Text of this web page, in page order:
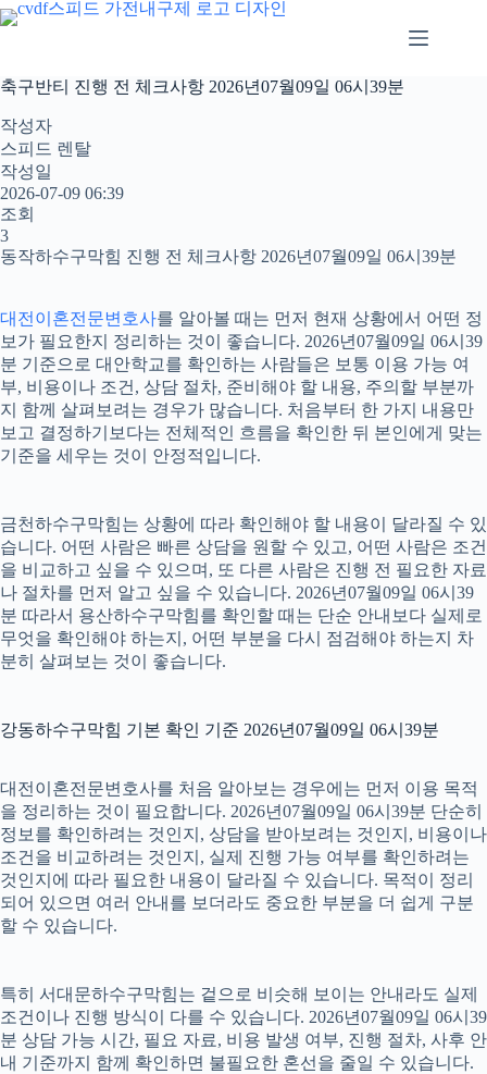
본
문
로
건
너
뛰
기
축구반티 진행 전 체크사항 2026년07월09일 06시39분
작성자
스피드 렌탈
작성일
2026-07-09 06:39
조회
3
동작하수구막힘 진행 전 체크사항 2026년07월09일 06시39분
대전이혼전문변호사를 알아볼 때는 먼저 현재 상황에서 어떤 정
보가 필요한지 정리하는 것이 좋습니다. 2026년07월09일 06시39
분 기준으로 대안학교를 확인하는 사람들은 보통 이용 가능 여
부, 비용이나 조건, 상담 절차, 준비해야 할 내용, 주의할 부분까
지 함께 살펴보려는 경우가 많습니다. 처음부터 한 가지 내용만
보고 결정하기보다는 전체적인 흐름을 확인한 뒤 본인에게 맞는
기준을 세우는 것이 안정적입니다.
금천하수구막힘는 상황에 따라 확인해야 할 내용이 달라질 수 있
습니다. 어떤 사람은 빠른 상담을 원할 수 있고, 어떤 사람은 조건
을 비교하고 싶을 수 있으며, 또 다른 사람은 진행 전 필요한 자료
나 절차를 먼저 알고 싶을 수 있습니다. 2026년07월09일 06시39
분 따라서 용산하수구막힘를 확인할 때는 단순 안내보다 실제로
무엇을 확인해야 하는지, 어떤 부분을 다시 점검해야 하는지 차
분히 살펴보는 것이 좋습니다.
강동하수구막힘 기본 확인 기준 2026년07월09일 06시39분
대전이혼전문변호사를 처음 알아보는 경우에는 먼저 이용 목적
을 정리하는 것이 필요합니다. 2026년07월09일 06시39분 단순히
정보를 확인하려는 것인지, 상담을 받아보려는 것인지, 비용이나
조건을 비교하려는 것인지, 실제 진행 가능 여부를 확인하려는
것인지에 따라 필요한 내용이 달라질 수 있습니다. 목적이 정리
되어 있으면 여러 안내를 보더라도 중요한 부분을 더 쉽게 구분
할 수 있습니다.
특히 서대문하수구막힘는 겉으로 비슷해 보이는 안내라도 실제
조건이나 진행 방식이 다를 수 있습니다. 2026년07월09일 06시39
분 상담 가능 시간, 필요 자료, 비용 발생 여부, 진행 절차, 사후 안
내 기준까지 함께 확인하면 불필요한 혼선을 줄일 수 있습니다.